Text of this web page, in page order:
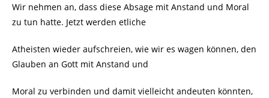
Wir nehmen an, dass diese Absage mit Anstand und Moral
zu tun hatte. Jetzt werden etliche
Atheisten wieder aufschreien, wie wir es wagen können, den
Glauben an Gott mit Anstand und
Moral zu verbinden und damit vielleicht andeuten könnten,